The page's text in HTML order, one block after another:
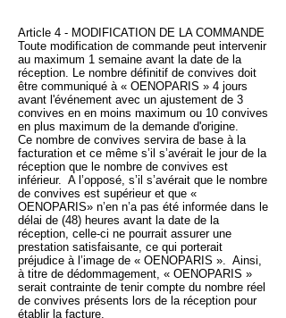
Article 4 - MODIFICATION DE LA COMMANDE
Toute modification de commande peut intervenir
au maximum 1 semaine avant la date de la
réception. Le nombre définitif de convives doit
être communiqué à « OENOPARIS » 4 jours
avant l'événement avec un ajustement de 3
convives en en moins maximum ou 10 convives
en plus maximum de la demande d'origine.
Ce nombre de convives servira de base à la
facturation et ce même s’il s’avérait le jour de la
réception que le nombre de convives est
inférieur. A l’opposé, s’il s’avérait que le nombre
de convives est supérieur et que «
OENOPARIS» n’en n’a pas été informée dans le
délai de (48) heures avant la date de la
réception, celle-ci ne pourrait assurer une
prestation satisfaisante, ce qui porterait
préjudice à l’image de « OENOPARIS ». Ainsi,
à titre de dédommagement, « OENOPARIS »
serait contrainte de tenir compte du nombre réel
de convives présents lors de la réception pour
établir la facture.